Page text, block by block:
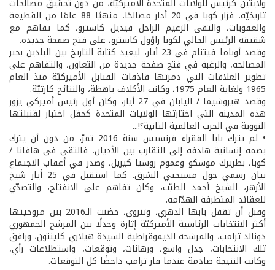
تاريخيّة، فزار كوبا في 20 أذار مصالحًا، منهيًا 88 عامًا من القطيعة
والعقوبات، والتقى الزعيم الراحل فيديل كاسترو، كما تفاهم مع
شقيقه الرئيس الحالي لكوبا راؤول كاسترو، على فتح صفحة جديدة.
وقصد أوباما فيتنام في 23 أيار، ليعيد كتابة التاريخ بين البلدين بحبر
المصالحة، والرغبة في فتح صفحة جديدة من التعاون، والتفاهم على
تطوير العلاقات التي دمرتها قاذفات القنابل الأميركيّة منذ العام
1965 ولغاية العام 1975، وكانت الأكلاف باهظة، والنتائج كارثيّة.
وقصد هيروشيما / اليابان في 27 أيار، وكان أول رئيس أميركي يزور
هذه المدينة التي اختارتها الولايات المتحدة كحقل اختبار لقنبلتها
النووية في الحرب العالمية الثانية؟!...
• لم يترك بابا الفقراء فرنسيس سنة 2016 تمرّ، من دون أن يترك
بصمة إنسانية هادفة إلى التقارب بين الأديان، فالتقى في هافانا /
كوبا، بطريرك موسكو وعموم روسيا كيريل، وصدر في أعقاب الاجتماع
بيان رسمي حول مسيحيي الشرق. كما استقبل في 25 أيار شيخ
الأزهر، الشيخ أحمد الطيّب، وكان تفاهم على الانفتاح، والتصدّي
للعقائد المتطرفة الهدّامة.
وقبل أن تقفل بابها الدهري، وتنزوي، حضنت الـ2016 بين مروحيتها
أكثر الانتخابات الرئاسية الأميركيّة إثارة وجدلًا بين المرشح الجمهوري
دونالد ترامب، والمرشحة الديموقراطية السيدة هيلاري كلينتون، ورافق
تلك الانتخابات، جدل واسع، ورهانات، وتوقعات، واستطلاعات رأي،
وكانت النتيجة صادمة عندما فاز ترامب داحضًا كل التوقعات.